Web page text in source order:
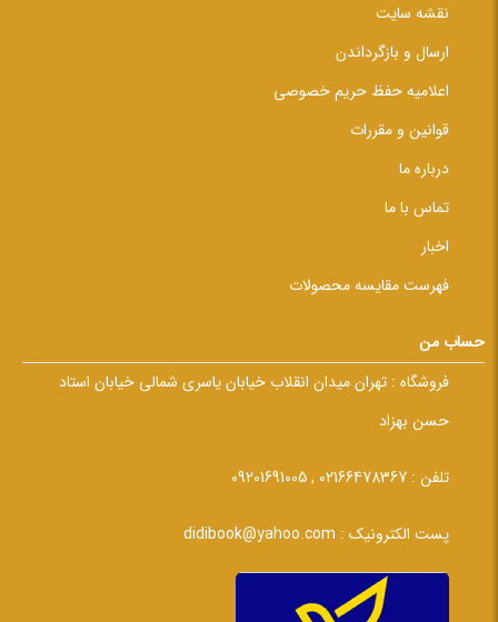
نقشه سایت
ارسال و بازگرداندن
اعلامیه حفظ حریم خصوصی
قوانین و مقررات
درباره ما
تماس با ما
اخبار
فهرست مقایسه محصولات
حساب من
فروشگاه : تهران میدان انقلاب خیابان یاسری شمالی خیابان استاد
حسن بهزاد
تلفن : 02166478367 , 09201691005
پست الکترونیک : didibook@yahoo.com